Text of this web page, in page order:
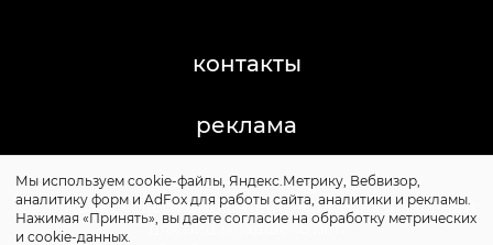
контакты
реклама
©2011-2026 Posta-Magazine
Сайт может содержать контент, не предназначенный
для лиц младше 16 лет.
Мы используем cookie-файлы, Яндекс.Метрику, Вебвизор,
аналитику форм и AdFox для работы сайта, аналитики и рекламы.
Нажимая «Принять», вы даете согласие на обработку метрических
и cookie-данных.